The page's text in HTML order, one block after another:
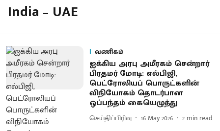
India – UAE
வணிகம்
ஐக்கிய அரபு அமீரகம் சென்றார்
பிரதமர் மோடி: எல்பிஜி,
பெட்ரோலியப் பொருட்களின்
விநியோகம் தொடர்பான
ஒப்பந்தம் கையெழுத்து
செய்திப்பிரிவு 16 May 2026 2 min read